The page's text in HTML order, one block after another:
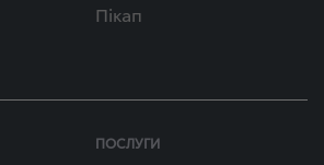
Пікап
ПОСЛУГИ